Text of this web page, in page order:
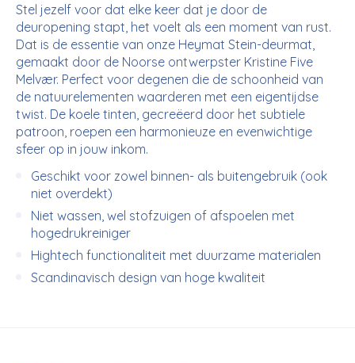
Stel jezelf voor dat elke keer dat je door de
deuropening stapt, het voelt als een moment van rust.
Dat is de essentie van onze Heymat Stein-deurmat,
gemaakt door de Noorse ontwerpster Kristine Five
Melvær. Perfect voor degenen die de schoonheid van
de natuurelementen waarderen met een eigentijdse
twist. De koele tinten, gecreëerd door het subtiele
patroon, roepen een harmonieuze en evenwichtige
sfeer op in jouw inkom.
Geschikt voor zowel binnen- als buitengebruik (ook
niet overdekt)
Niet wassen, wel stofzuigen of afspoelen met
hogedrukreiniger
Hightech functionaliteit met duurzame materialen
Scandinavisch design van hoge kwaliteit